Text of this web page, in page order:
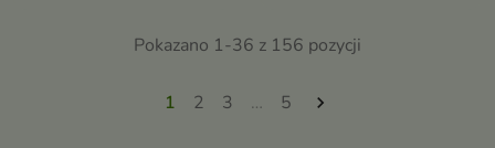
Pokazano 1-36 z 156 pozycji
1 2 3 … 5 